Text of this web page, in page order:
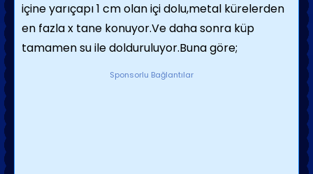
içine yarıçapı 1 cm olan içi dolu,metal kürelerden
en fazla x tane konuyor.Ve daha sonra küp
tamamen su ile dolduruluyor.Buna göre;
Sponsorlu Bağlantılar